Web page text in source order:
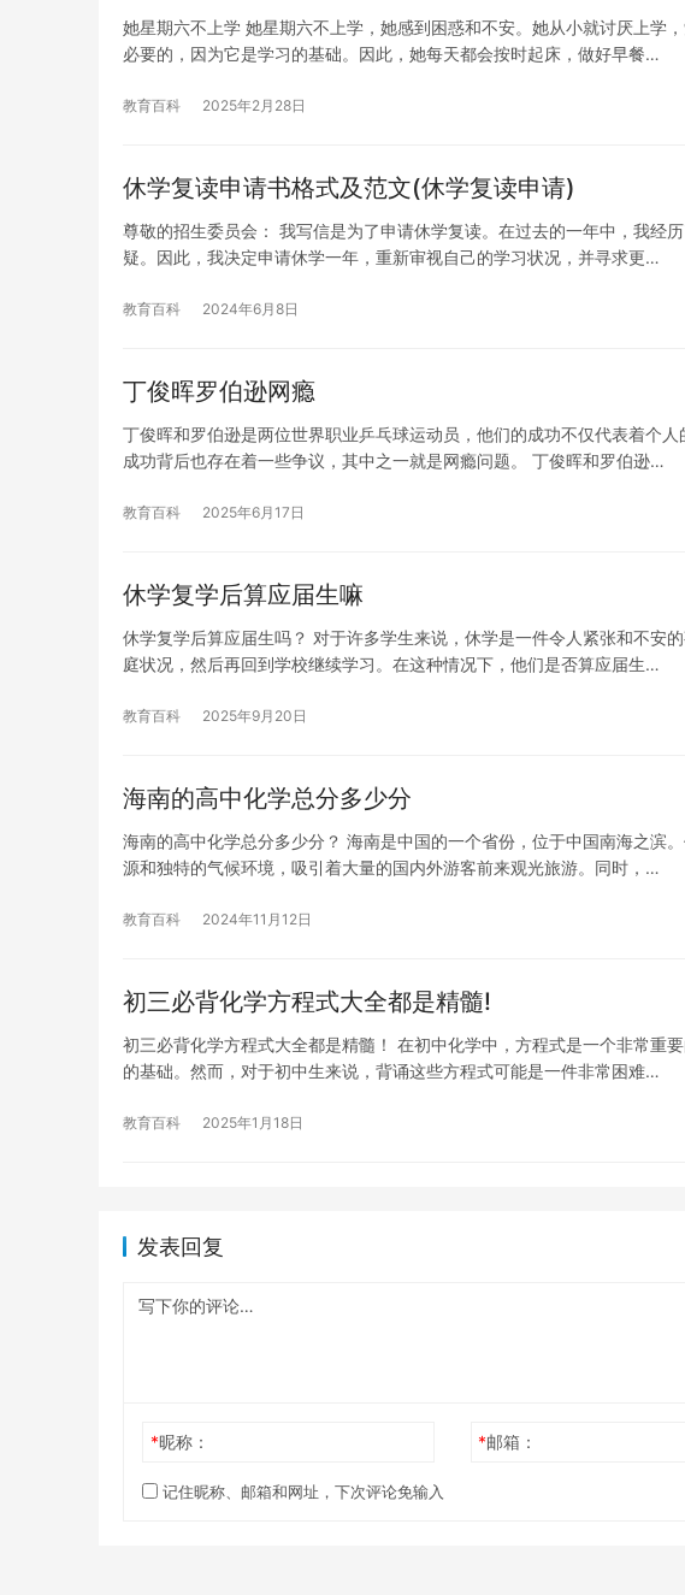
她星期六不上学 她星期六不上学，她感到困惑和不安。她从小就讨厌上学
必要的，因为它是学习的基础。因此，她每天都会按时起床，做好早餐…
教育百科 2025年2月28日
休学复读申请书格式及范文(休学复读申请)
尊敬的招生委员会： 我写信是为了申请休学复读。在过去的一年中，我经
疑。因此，我决定申请休学一年，重新审视自己的学习状况，并寻求更…
教育百科 2024年6月8日
丁俊晖罗伯逊网瘾
丁俊晖和罗伯逊是两位世界职业乒乓球运动员，他们的成功不仅代表着个
成功背后也存在着一些争议，其中之一就是网瘾问题。 丁俊晖和罗伯逊…
教育百科 2025年6月17日
休学复学后算应届生嘛
休学复学后算应届生吗？ 对于许多学生来说，休学是一件令人紧张和不安
庭状况，然后再回到学校继续学习。在这种情况下，他们是否算应届生…
教育百科 2025年9月20日
海南的高中化学总分多少分
海南的高中化学总分多少分？ 海南是中国的一个省份，位于中国南海之滨
源和独特的气候环境，吸引着大量的国内外游客前来观光旅游。同时，…
教育百科 2024年11月12日
初三必背化学方程式大全都是精髓!
初三必背化学方程式大全都是精髓！ 在初中化学中，方程式是一个非常重
的基础。然而，对于初中生来说，背诵这些方程式可能是一件非常困难…
教育百科 2025年1月18日
发表回复
*昵称： *邮箱：
记住昵称、邮箱和网址，下次评论免输入